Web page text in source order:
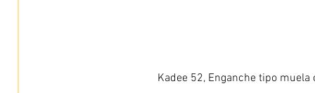
Kadee 52, Enganche tipo